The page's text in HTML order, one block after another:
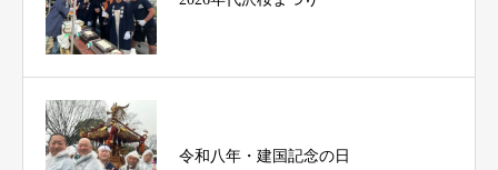
令和八年・建国記念の日